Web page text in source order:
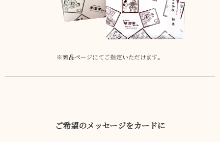
※商品ページにてご指定いただけます。
ご希望のメッセージをカードに